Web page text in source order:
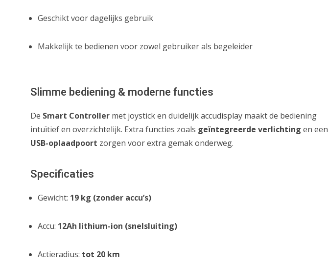
Geschikt voor dagelijks gebruik
Makkelijk te bedienen voor zowel gebruiker als begeleider
Slimme bediening & moderne functies
De Smart Controller met joystick en duidelijk accudisplay maakt de bediening
intuïtief en overzichtelijk. Extra functies zoals geïntegreerde verlichting en een
USB-oplaadpoort zorgen voor extra gemak onderweg.
Specificaties
Gewicht: 19 kg (zonder accu’s)
Accu: 12Ah lithium-ion (snelsluiting)
Actieradius: tot 20 km